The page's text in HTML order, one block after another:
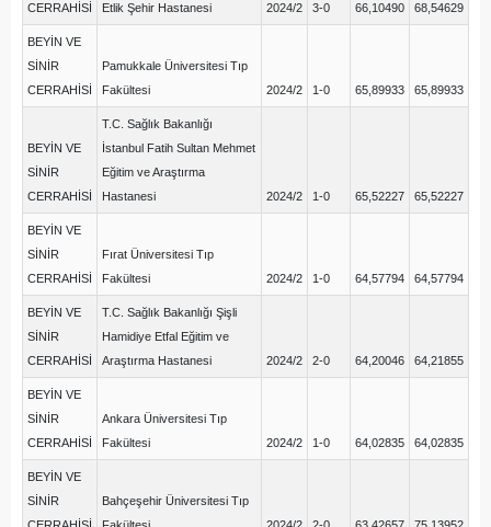
CERRAHİSİ
Etlik Şehir Hastanesi
2024/2 3-0 66,10490 68,54629
BEYİN VE
SİNİR
CERRAHİSİ
Pamukkale Üniversitesi Tıp
Fakültesi
2024/2 1-0 65,89933 65,89933
BEYİN VE
SİNİR
CERRAHİSİ
T.C. Sağlık Bakanlığı
İstanbul Fatih Sultan Mehmet
Eğitim ve Araştırma
Hastanesi
2024/2 1-0 65,52227 65,52227
BEYİN VE
SİNİR
CERRAHİSİ
Fırat Üniversitesi Tıp
Fakültesi
2024/2 1-0 64,57794 64,57794
BEYİN VE
SİNİR
CERRAHİSİ
T.C. Sağlık Bakanlığı Şişli
Hamidiye Etfal Eğitim ve
Araştırma Hastanesi
2024/2 2-0 64,20046 64,21855
BEYİN VE
SİNİR
CERRAHİSİ
Ankara Üniversitesi Tıp
Fakültesi
2024/2 1-0 64,02835 64,02835
BEYİN VE
SİNİR
Bahçeşehir Üniversitesi Tıp